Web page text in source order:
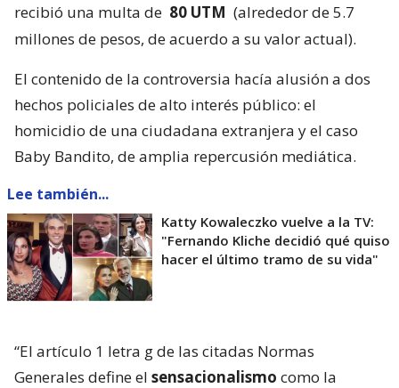
recibió una multa de 80 UTM (alrededor de 5.7
millones de pesos, de acuerdo a su valor actual).
El contenido de la controversia hacía alusión a dos
hechos policiales de alto interés público: el
homicidio de una ciudadana extranjera y el caso
Baby Bandito, de amplia repercusión mediática.
Lee también...
Katty Kowaleczko vuelve a la TV:
"Fernando Kliche decidió qué quiso
hacer el último tramo de su vida"
“El artículo 1 letra g de las citadas Normas
Generales define el sensacionalismo como la